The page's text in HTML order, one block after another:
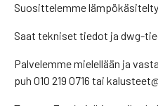
Suosittelemme
Saat tekniset tiedot ja dwg-
Palvelemme mielellään ja
puh 010 219 0716 tai